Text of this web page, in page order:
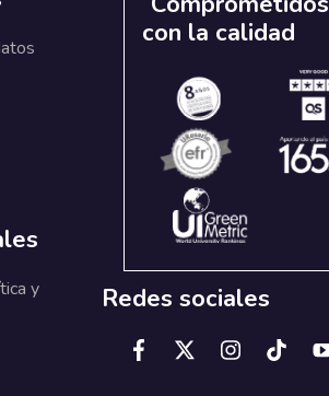
y
con la calidad
Redes sociales